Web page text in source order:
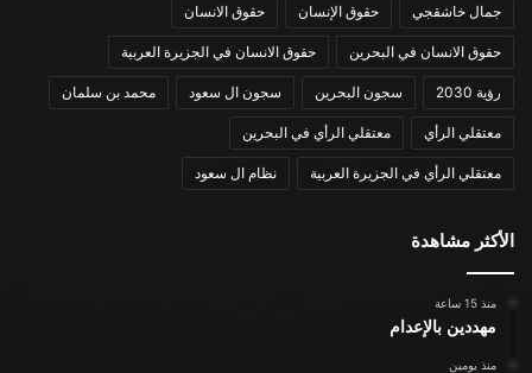
جمال خاشقجي حقوق الإنسان حقوق الانسان
حقوق الانسان في البحرين حقوق الانسان في الجزيرة العربية
رؤية 2030 سجون البحرين سجون ال سعود محمد بن سلمان
معتقلي الرأي معتقلي الرأي في البحرين
معتقلي الرأي في الجزيرة العربية نظام ال سعود
الأكثر مشاهدة
منذ 15 ساعة
مهددين بالإعدام
منذ يومين